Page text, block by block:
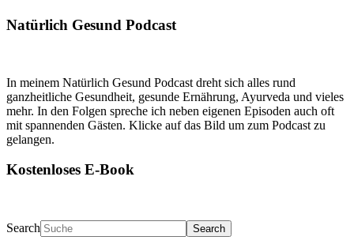
Natürlich Gesund Podcast
In meinem Natürlich Gesund Podcast dreht sich alles rund
ganzheitliche Gesundheit, gesunde Ernährung, Ayurveda und vieles
mehr. In den Folgen spreche ich neben eigenen Episoden auch oft
mit spannenden Gästen. Klicke auf das Bild um zum Podcast zu
gelangen.
Kostenloses E-Book
Search